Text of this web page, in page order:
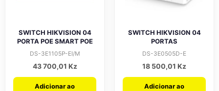
SWITCH HIKVISION 04
PORTA POE SMART POE
DS-3E1105P-EI/M
43 700,01 Kz
Adicionar ao
SWITCH HIKVISION 04
PORTAS
DS-3E0505D-E
18 500,01 Kz
Adicionar ao